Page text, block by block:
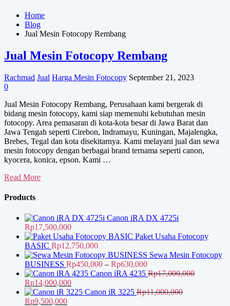
Home
Blog
Jual Mesin Fotocopy Rembang
Jual Mesin Fotocopy Rembang
Rachmad Jual Harga Mesin Fotocopy September 21, 2023
0
Jual Mesin Fotocopy Rembang, Perusahaan kami bergerak di
bidang mesin fotocopy, kami siap memenuhi kebutuhan mesin
fotocopy. Area pemasaran di kota-kota besar di Jawa Barat dan
Jawa Tengah seperti Cirebon, Indramayu, Kuningan, Majalengka,
Brebes, Tegal dan kota disekitarnya. Kami melayani jual dan sewa
mesin fotocopy dengan berbagai brand ternama seperti canon,
kyocera, konica, epson. Kami …
Jual
Fotocopy
Read More
Products
Canon iRA DX 4725i
Rp17,500,000
Paket Usaha Fotocopy
BASIC Rp12,750,000
Sewa Mesin Fotocopy
BUSINESS Rp450,000 – Rp630,000Rentang
harga:
hingga
Canon iRA 4235 Rp17,000,000
Harga
aslinya
adalah:
Rp14,000,000Harga
saat Canon iR 3225 Rp11,000,000
Harga
Rp9,500,000Harga